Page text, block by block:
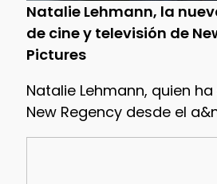
Natalie Lehmann, la
de cine y televisión de
Pictures
Natalie Lehmann, quien
New Regency desde el